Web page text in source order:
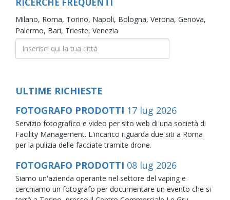
Milano, Roma, Torino, Napoli, Bologna, Verona, Genova,
Palermo, Bari, Trieste, Venezia
ULTIME RICHIESTE
FOTOGRAFO PRODOTTI 17 lug 2026
Servizio fotografico e video per sito web di una società di
Facility Management. L'incarico riguarda due siti a Roma
per la pulizia delle facciate tramite drone.
FOTOGRAFO PRODOTTI 08 lug 2026
Siamo un'azienda operante nel settore del vaping e
cerchiamo un fotografo per documentare un evento che si